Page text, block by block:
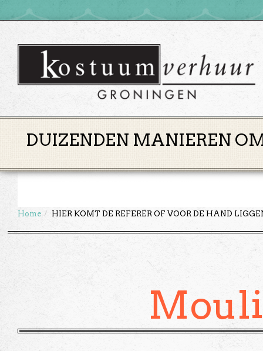
DUIZENDEN MANIEREN
Home HIER KOMT DE REFERER OF VOOR DE HAND